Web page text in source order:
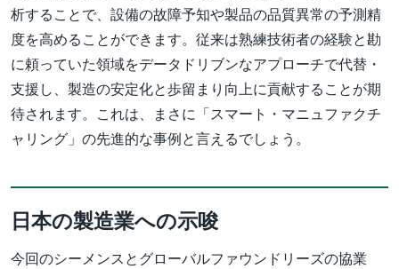
析することで、設備の故障予知や製品の品質異常の予測精
度を高めることができます。従来は熟練技術者の経験と勘
に頼っていた領域をデータドリブンなアプローチで代替・
支援し、製造の安定化と歩留まり向上に貢献することが期
待されます。これは、まさに「スマート・マニュファクチ
ャリング」の先進的な事例と言えるでしょう。
日本の製造業への示唆
今回のシーメンスとグローバルファウンドリーズの協業